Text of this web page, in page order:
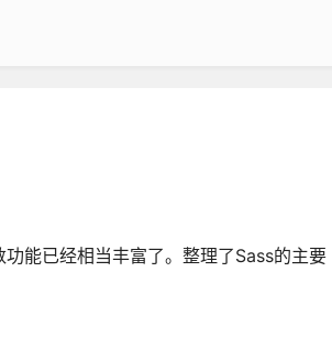
能已经相当丰富了。整理了Sass的主要